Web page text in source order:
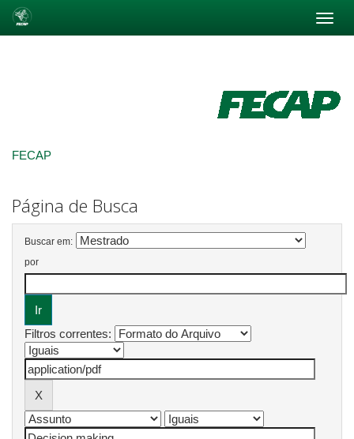
FECAP
Página de Busca
Buscar em:
por
Filtros correntes: